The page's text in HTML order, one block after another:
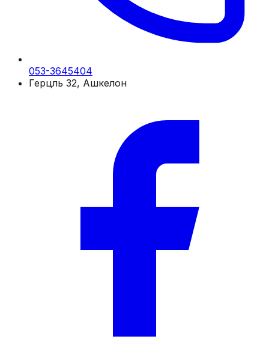
053-3645404
Герцль 32, Ашкелон